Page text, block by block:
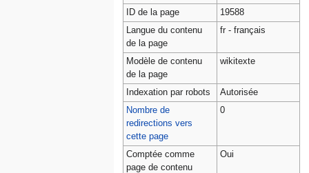
ID de la page
19588
Langue du contenu
de la page
fr - français
Modèle de contenu
de la page
wikitexte
Indexation par robots
Autorisée
Nombre de
redirections vers
cette page
0
Comptée comme
page de contenu
Oui